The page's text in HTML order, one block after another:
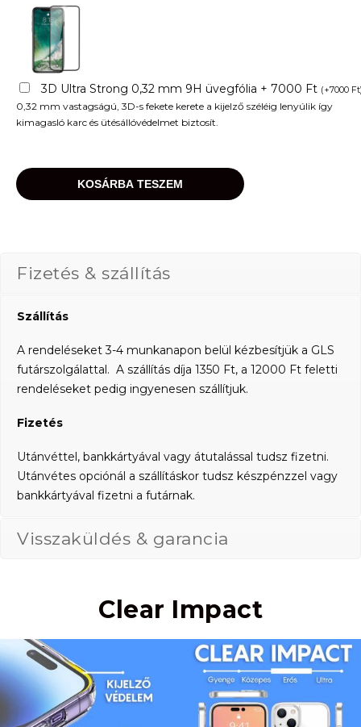
3D Ultra Strong 0,32 mm 9H üvegfólia + 7000 Ft (+7000 Ft
0,32 mm vastagságú, 3D-s fekete kerete a kijelző széléig lenyúlik így
kimagasló karc és ütésállóvédelmet biztosít.
KOSÁRBA TESZEM
Fizetés & szállítás
Szállítás
A rendeléseket 3-4 munkanapon belül kézbesítjük a GLS
futárszolgálattal. A szállítás díja 1350 Ft, a 12000 Ft feletti
rendeléseket pedig ingyenesen szállítjuk.
Fizetés
Utánvéttel, bankkártyával vagy átutalással tudsz fizetni.
Utánvétes opciónál a szállításkor tudsz készpénzzel vagy
bankkártyával fizetni a futárnak.
Visszaküldés & garancia
Clear Impact